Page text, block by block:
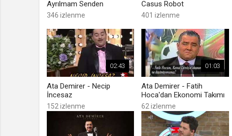
Ayrılmam Senden
346 izlenme
Casus Robot
401 izlenme
02:43
Ata Demirer - Necip
İncesaz
152 izlenme
01:03
Ata Demirer - Fatih
Hoca'dan Ekonomi Takımı
62 izlenme